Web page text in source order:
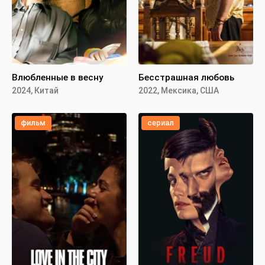
Влюбленные в весну
2024, Китай
Бесстрашная любовь
2022, Мексика, США
фильм сериал